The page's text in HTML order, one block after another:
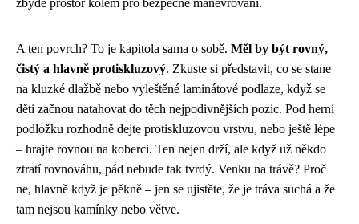
A ten povrch? To je kapitola sama o sobě. Měl by být rovný,
čistý a hlavně protiskluzový. Zkuste si představit, co se stane
na kluzké dlažbě nebo vyleštěné laminátové podlaze, když se
děti začnou natahovat do těch nejpodivnějších pozic. Pod herní
podložku rozhodně dejte protiskluzovou vrstvu, nebo ještě lépe
– hrajte rovnou na koberci. Ten nejen drží, ale když už někdo
ztratí rovnováhu, pád nebude tak tvrdý. Venku na trávě? Proč
ne, hlavně když je pěkně – jen se ujistěte, že je tráva suchá a že
tam nejsou kamínky nebo větve.